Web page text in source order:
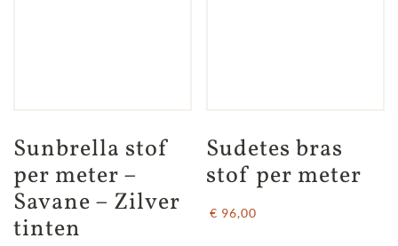
Sunbrella stof
per meter –
Savane – Zilver
tinten
Sudetes bras
stof per meter
€ 96,00